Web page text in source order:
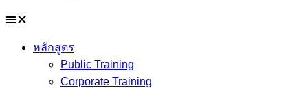
หลักสูตร
Public Training
Corporate Training